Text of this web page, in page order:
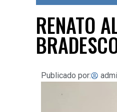
RENATO
Publicado por: